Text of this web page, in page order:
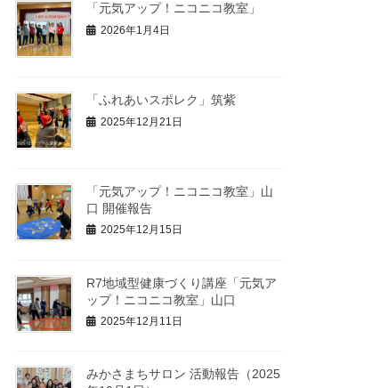
「元気アップ！ニコニコ教室」
2026年1月4日
「ふれあいスポレク」筑紫
2025年12月21日
「元気アップ！ニコニコ教室」山
口 開催報告
2025年12月15日
R7地域型健康づくり講座「元気ア
ップ！ニコニコ教室」山口
2025年12月11日
みかさまちサロン 活動報告（2025